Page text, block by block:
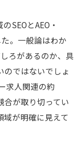
SEOとAEO・
。一般論はわか
ろがあるのか、具
のではないでしょ
求人関連の約
合が取り切ってい
域が明確に見えて